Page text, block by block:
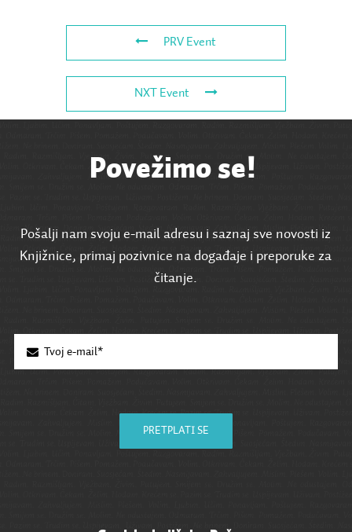
PRV Event
NXT Event
Povežimo se!
Pošalji nam svoju e-mail adresu i saznaj sve novosti iz
Knjižnice, primaj pozivnice na događaje i preporuke za
čitanje.
PRETPLATI SE